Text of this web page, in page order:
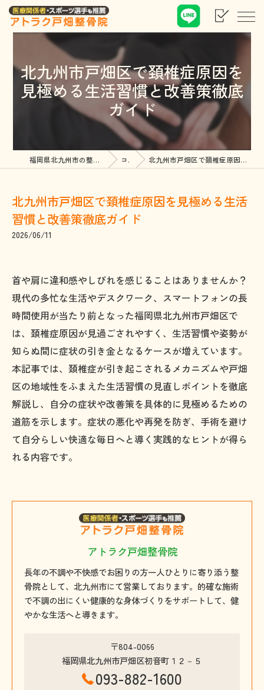
北九州市戸畑区で頚椎症原因を
見極める生活習慣と改善策徹底
ガイド
福岡県北九州市の整骨院ならアトラク戸畑整骨院 コラム 北九州市戸畑区で頚椎症原因を見極める生活習慣と改善策徹底ガイド
北九州市戸畑区で頚椎症原因を見極める生活
習慣と改善策徹底ガイド
2026/06/11
首や肩に違和感やしびれを感じることはありませんか？
現代の多忙な生活やデスクワーク、スマートフォンの長
時間使用が当たり前となった福岡県北九州市戸畑区で
は、頚椎症原因が見過ごされやすく、生活習慣や姿勢が
知らぬ間に症状の引き金となるケースが増えています。
本記事では、頚椎症が引き起こされるメカニズムや戸畑
区の地域性をふまえた生活習慣の見直しポイントを徹底
解説し、自分の症状や改善策を具体的に見極めるための
道筋を示します。症状の悪化や再発を防ぎ、手術を避け
て自分らしい快適な毎日へと導く実践的なヒントが得ら
れる内容です。
アトラク戸畑整骨院
長年の不調や不快感でお困りの方一人ひとりに寄り添う整
骨院として、北九州市にて営業しております。的確な施術
で不調の出にくい健康的な身体づくりをサポートして、健
やかな生活へと導きます。
〒804-0066
福岡県北九州市戸畑区初音町１２－５
093-882-1600